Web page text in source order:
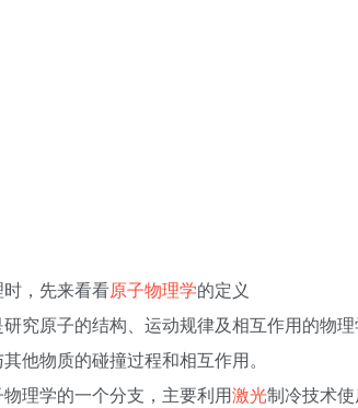
，先来看看原子物理学的定义
究原子的结构、运动规律及相互作用的物理
他物质的碰撞过程和相互作用。
理学的一个分支，主要利用激光制冷技术